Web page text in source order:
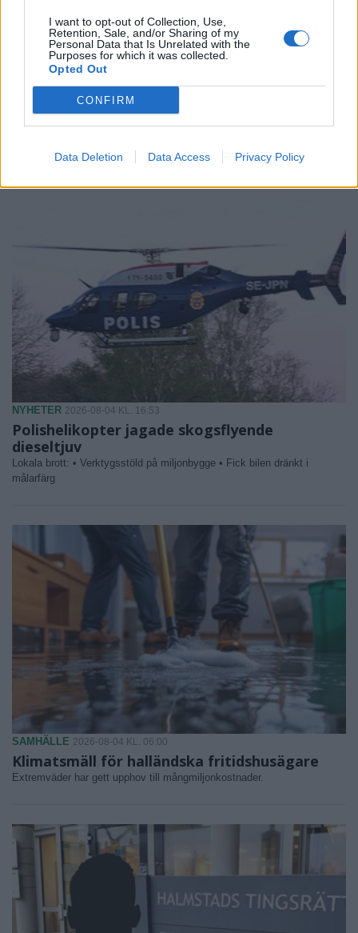
I want to opt-out of Collection, Use,
Retention, Sale, and/or Sharing of my
Personal Data that Is Unrelated with the
Purposes for which it was collected.
Opted Out
CONFIRM
Data Deletion Data Access Privacy Policy
NYHETER 2026-08-05 KL. 01:06
Våldsam brand i Laholm – radhus står i lågor
NYHETER 2026-08-04 KL. 16:53
Polishelikopter jagade skogsflyende
dieseltjuv
Lokala brott: • Verktygsstöld på miljonbygge • Fick bilen dränkt i
målarfärg
SAMHÄLLE 2026-08-04 KL. 06:00
Klimatsmäll för halländska fritidshusägare
Extremväder har gett upphov till mångmiljonkostnader.